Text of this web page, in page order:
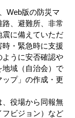
Web版の防災マ
、避難所、非常
に備えていただ
時・緊急時に支援
うに安否確認や
域（自治会）で
プ」の作成・更
役場から同報無
ビジョン）など